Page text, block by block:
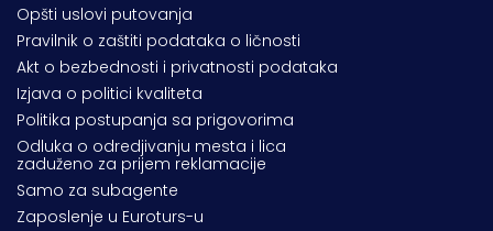
Opšti uslovi putovanja
Pravilnik o zaštiti podataka o ličnosti
Akt o bezbednosti i privatnosti podataka
Izjava o politici kvaliteta
Politika postupanja sa prigovorima
Odluka o odredjivanju mesta i lica
zaduženo za prijem reklamacije
Samo za subagente
Zaposlenje u Euroturs-u